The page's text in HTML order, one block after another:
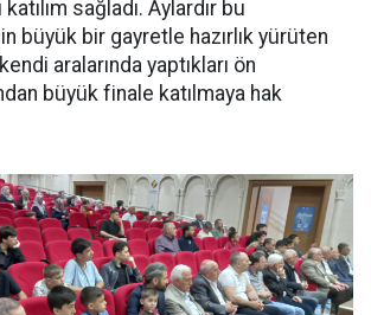
sağladı. Aylardır bu
büyük bir gayretle hazırlık yürüten
aralarında yaptıkları ön
büyük finale katılmaya hak